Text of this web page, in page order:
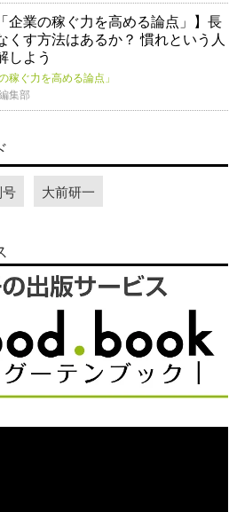
企業の稼ぐ力を高める論点」】長
くす方法はあるか？ 慣れという人
しよう
稼ぐ力を高める論点」
集部
大前研一